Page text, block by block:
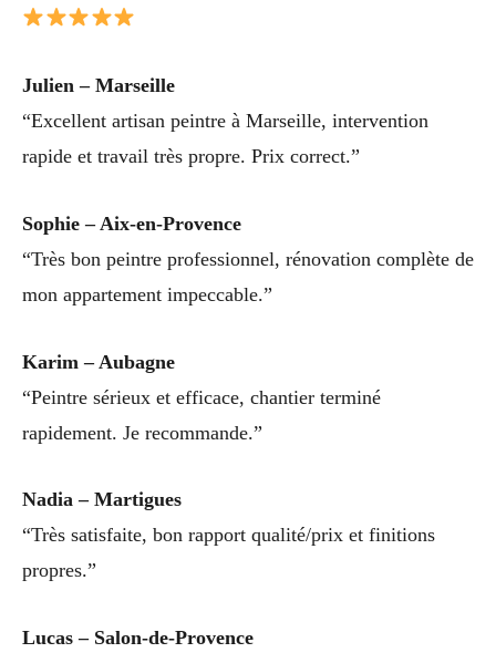
Julien – Marseille
“Excellent artisan peintre à Marseille, intervention
rapide et travail très propre. Prix correct.”
Sophie – Aix-en-Provence
“Très bon peintre professionnel, rénovation complète de
mon appartement impeccable.”
Karim – Aubagne
“Peintre sérieux et efficace, chantier terminé
rapidement. Je recommande.”
Nadia – Martigues
“Très satisfaite, bon rapport qualité/prix et finitions
propres.”
Lucas – Salon-de-Provence